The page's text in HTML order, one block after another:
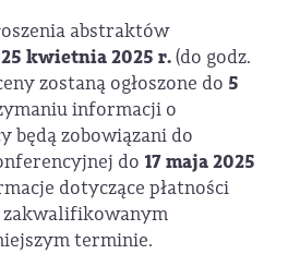
abstraktów
25 kwietnia 2025 r.(do godz.
zostaną ogłoszone do 5
informacji o
będą zobowiązani do
do 17 maja 2025
dotyczące płatności
zakwalifikowanym
terminie.